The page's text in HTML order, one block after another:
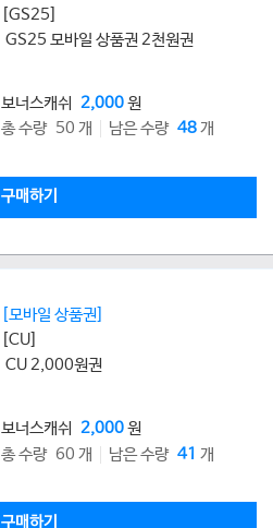
[GS25]
GS25 모바일 상품권 2천원권
보너스캐쉬 2,000원
총 수량 50 개
남은 수량 48개
구매하기
[모바일 상품권]
[CU]
CU 2,000원권
보너스캐쉬 2,000원
총 수량 60 개
남은 수량 41 개
구매하기